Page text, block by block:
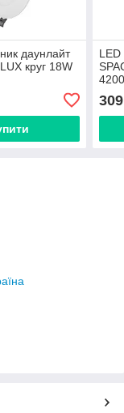
даунлайт
круг 18W
LED